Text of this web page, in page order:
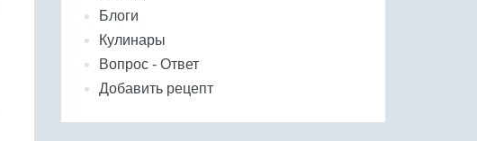
Блоги
Кулинары
Вопрос - Ответ
Добавить рецепт